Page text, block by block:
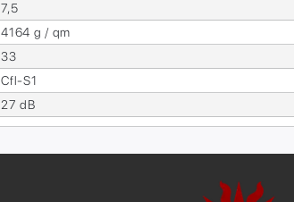
7,5
4164 g / qm
33
Cfl-S1
27 dB